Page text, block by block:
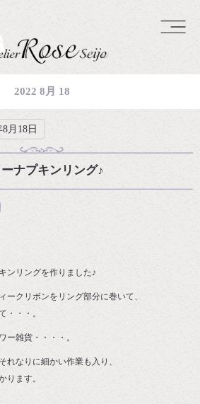
2022 8月 18
8月18日
ナプキンリング♪
ンリングを作りました♪
ークリボンをリング部分に巻いて、
・・・。
ー雑貨・・・・。
れなりに細かい作業も入り、
ります。